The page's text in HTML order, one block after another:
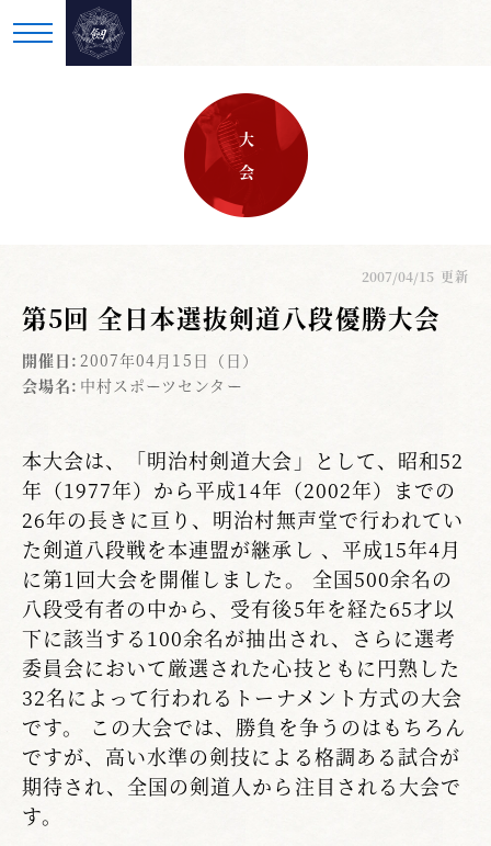
大 会
2007/04/15 更新
第5回 全日本選抜剣道八段優勝大会
開催日: 2007年04月15日（日）
会場名: 中村スポーツセンター
本大会は、「明治村剣道大会」として、昭和52
年（1977年）から平成14年（2002年）までの
26年の長きに亘り、明治村無声堂で行われてい
た剣道八段戦を本連盟が継承し 、平成15年4月
に第1回大会を開催しました。 全国500余名の
八段受有者の中から、受有後5年を経た65才以
下に該当する100余名が抽出され、さらに選考
委員会において厳選された心技ともに円熟した
32名によって行われるトーナメント方式の大会
です。 この大会では、勝負を争うのはもちろん
ですが、高い水準の剣技による格調ある試合が
期待され、全国の剣道人から注目される大会で
す。